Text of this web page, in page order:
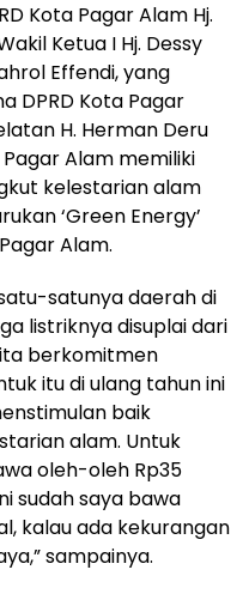
Kota Pagar Alam Hj.
Ketua I Hj. Dessy
Effendi, yang
DPRD Kota Pagar
H. Herman Deru
Alam memiliki
kelestarian alam
‘Green Energy’
Alam.
satunya daerah di
listriknya disuplai dari
berkomitmen
itu di ulang tahun ini
baik
alam. Untuk
oleh-oleh Rp35
sudah saya bawa
kalau ada kekurangan
sampainya.